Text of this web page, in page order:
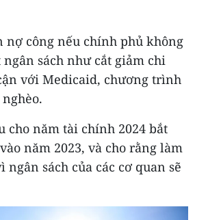
nợ công nếu chính phủ không
sách như cắt giảm chi
với Medicaid, chương trình
cho năm tài chính 2024 bắt
năm 2023, và cho rằng làm
sách của các cơ quan sẽ